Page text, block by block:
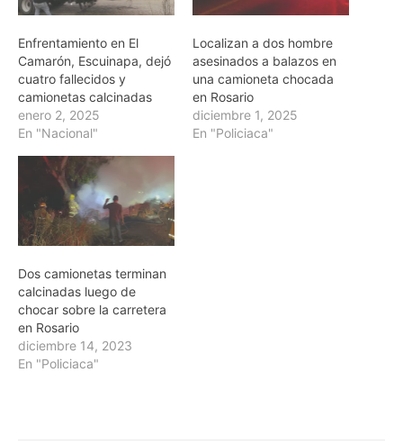
Enfrentamiento en El
Camarón, Escuinapa, dejó
cuatro fallecidos y
camionetas calcinadas
enero 2, 2025
En "Nacional"
Localizan a dos hombre
asesinados a balazos en
una camioneta chocada
en Rosario
diciembre 1, 2025
En "Policiaca"
Dos camionetas terminan
calcinadas luego de
chocar sobre la carretera
en Rosario
diciembre 14, 2023
En "Policiaca"